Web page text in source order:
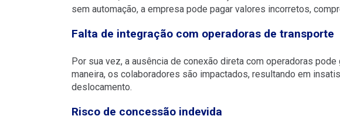
sem automação, a empresa pode pagar valores incorretos,
Falta de integração com operadoras de transporte
Por sua vez, a ausência de conexão direta com operadoras
maneira, os colaboradores são impactados, resultando em
deslocamento.
Risco de concessão indevida